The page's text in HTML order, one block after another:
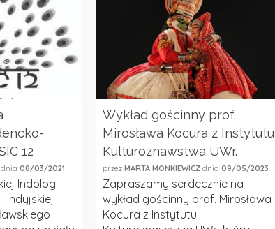
12
dnia 08/03/2021
Indologii
Indyjskiej
Wykład gościnny prof.
Mirosława Kocura z Instytutu
Kulturoznawstwa UWr.
przez MARTA MONKIEWICZ dnia 09/05/2023
Zapraszamy serdecznie na
wykład gościnny prof. Mirosława
Kocura z Instytutu